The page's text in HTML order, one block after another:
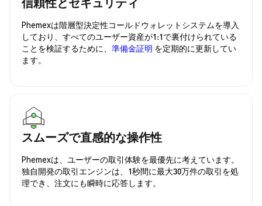
Phemexは階層型決定性コールドウォレットシステムを導入
しており、すべてのユーザー資産が1:1で裏付けられている
ことを検証するために、 準備金証明 を定期的に更新してい
ます。
スムーズで直感的な操作性
Phemexは、ユーザーの取引体験を最優先に考えています。
独自開発の取引エンジンは、1秒間に最大30万件の取引を処
理でき、注文にも瞬時に応答します。